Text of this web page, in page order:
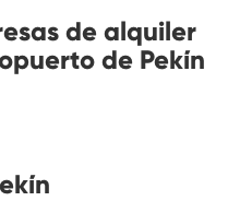
de alquiler
de Pekín